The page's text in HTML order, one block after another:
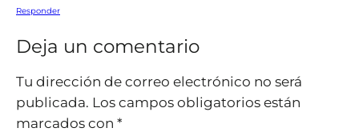
Responder
Deja un comentario
Tu dirección de correo electrónico no será
publicada. Los campos obligatorios están
marcados con *